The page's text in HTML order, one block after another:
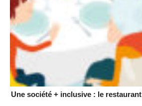
Une société + inclusive : le restaurant